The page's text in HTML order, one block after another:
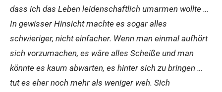
dass ich das Leben leidenschaftlich umarmen wollte …
In gewisser Hinsicht machte es sogar alles
schwieriger, nicht einfacher. Wenn man einmal aufhört
sich vorzumachen, es wäre alles Scheiße und man
könnte es kaum abwarten, es hinter sich zu bringen …
tut es eher noch mehr als weniger weh. Sich